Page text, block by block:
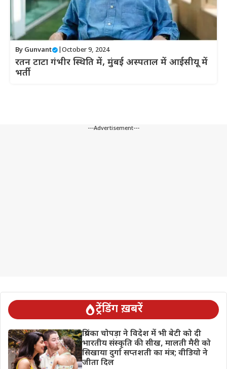
By Gunvant October 9, 2024
रतन टाटा गंभीर स्थिति में, मुंबई अस्पताल में आईसीयू में
भर्ती
---Advertisement---
ट्रेंडिंग ख़बरें
प्रियंका चोपड़ा ने विदेश में भी बेटी को दी
भारतीय संस्कृति की सीख, मालती मैरी को
सिखाया दुर्गा सप्तशती का मंत्र; वीडियो ने
जीता दिल